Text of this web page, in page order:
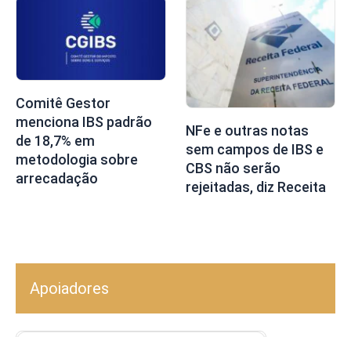
Comitê Gestor
menciona IBS padrão
de 18,7% em
metodologia sobre
arrecadação
NFe e outras notas
sem campos de IBS e
CBS não serão
rejeitadas, diz Receita
Apoiadores